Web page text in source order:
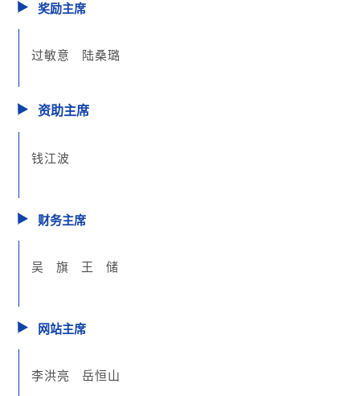
奖励主席
过敏意 陆桑璐
资助主席
钱江波
财务主席
吴 旗 王 储
网站主席
李洪亮 岳恒山